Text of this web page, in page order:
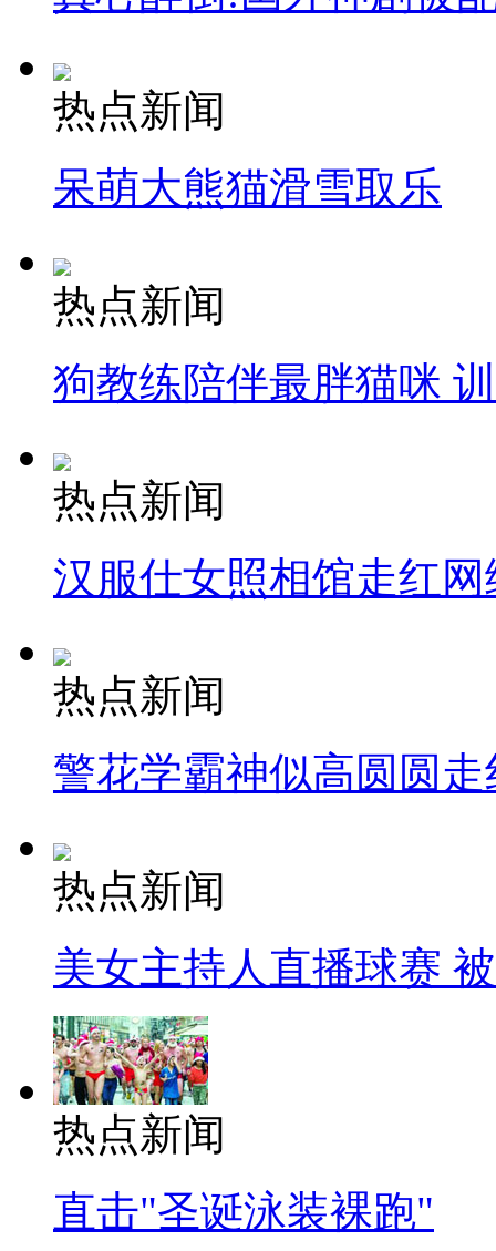
热点新闻
呆萌大熊猫滑雪取乐
热点新闻
狗教练陪伴最胖猫咪
热点新闻
汉服仕女照相馆走红网
热点新闻
警花学霸神似高圆圆走
热点新闻
美女主持人直播球赛
热点新闻
直击"圣诞泳装裸跑"